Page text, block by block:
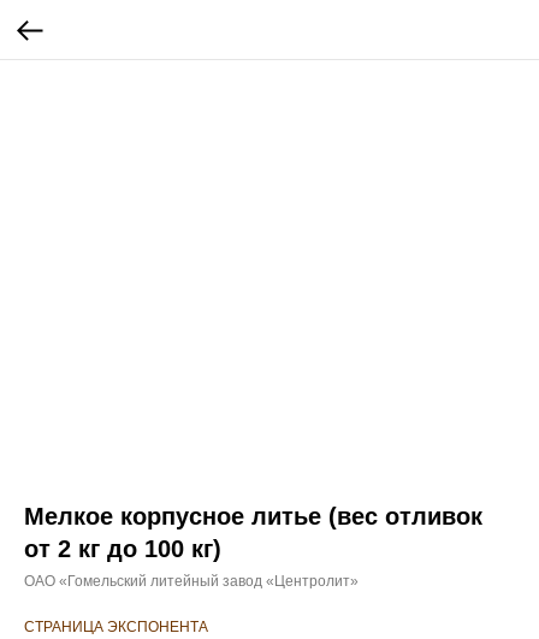
Мелкое корпусное литье (вес отливок
от 2 кг до 100 кг)
ОАО «Гомельский литейный завод «Центролит»
СТРАНИЦА ЭКСПОНЕНТА